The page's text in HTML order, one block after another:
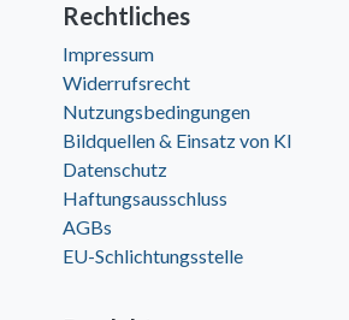
Rechtliches
Impressum
Widerrufsrecht
Nutzungsbedingungen
Bildquellen & Einsatz von KI
Datenschutz
Haftungsausschluss
AGBs
EU-Schlichtungsstelle